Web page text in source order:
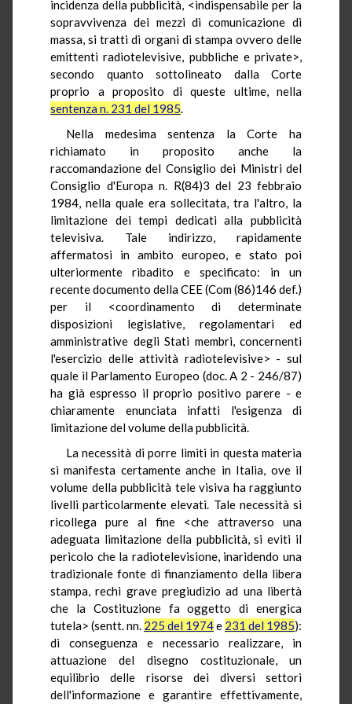
incidenza della pubblicità, <indispensabile per la
sopravvivenza dei mezzi di comunicazione di
massa, si tratti di organi di stampa ovvero delle
emittenti radiotelevisive, pubbliche e private>,
secondo quanto sottolineato dalla Corte
proprio a proposito di queste ultime, nella
sentenza n. 231 del 1985.
Nella medesima sentenza la Corte ha
richiamato in proposito anche la
raccomandazione del Consiglio dei Ministri del
Consiglio d'Europa n. R(84)3 del 23 febbraio
1984, nella quale era sollecitata, tra l'altro, la
limitazione dei tempi dedicati alla pubblicità
televisiva. Tale indirizzo, rapidamente
affermatosi in ambito europeo, e stato poi
ulteriormente ribadito e specificato: in un
recente documento della CEE (Com (86)146 def.)
per il <coordinamento di determinate
disposizioni legislative, regolamentari ed
amministrative degli Stati membri, concernenti
l'esercizio delle attività radiotelevisive> - sul
quale il Parlamento Europeo (doc. A 2 - 246/87)
ha già espresso il proprio positivo parere - e
chiaramente enunciata infatti l'esigenza di
limitazione del volume della pubblicità.
La necessità di porre limiti in questa materia
si manifesta certamente anche in Italia, ove il
volume della pubblicità tele visiva ha raggiunto
livelli particolarmente elevati. Tale necessità si
ricollega pure al fine <che attraverso una
adeguata limitazione della pubblicità, si eviti il
pericolo che la radiotelevisione, inaridendo una
tradizionale fonte di finanziamento della libera
stampa, rechi grave pregiudizio ad una libertà
che la Costituzione fa oggetto di energica
tutela> (sentt. nn. 225 del 1974e 231 del 1985):
di conseguenza e necessario realizzare, in
attuazione del disegno costituzionale, un
equilibrio delle risorse dei diversi settori
dell'informazione e garantire effettivamente,